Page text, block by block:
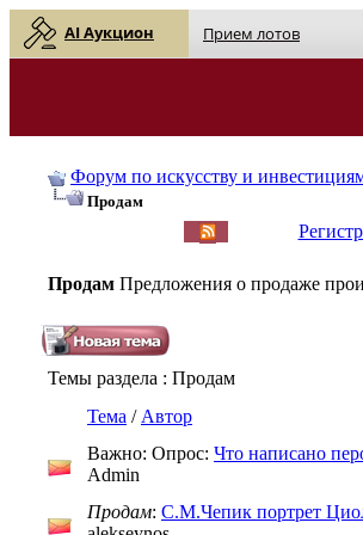
AI Аукцион Прием лотов
Форум по искусству и
Продам
Продам Предложения о продаже
Темы раздела : Продам
Тема / Автор
Важно: Опрос: Что написано
Admin
Продам: С.М.Чепик портрет